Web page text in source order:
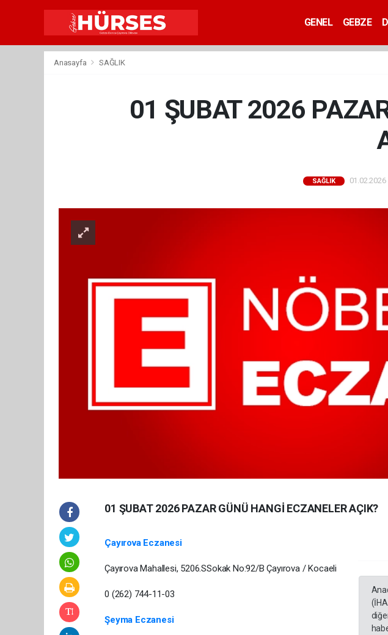
GENEL GEBZE
Anasayfa SAĞLIK
01 ŞUBAT 2026
SAĞLIK
01 ŞUBAT 2026 PAZAR GÜNÜ HANGİ ECZANELER AÇIK?
Çayırova Eczanesi
Çayırova Mahallesi, 5206.SSokak No:92/B Çayırova / Kocaeli
0 (262) 744-11-03
Şeyma Eczanesi